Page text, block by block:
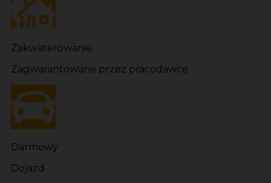
Zakwaterowanie
Zagwarantowane przez pracodawcę
Darmowy
Dojazd